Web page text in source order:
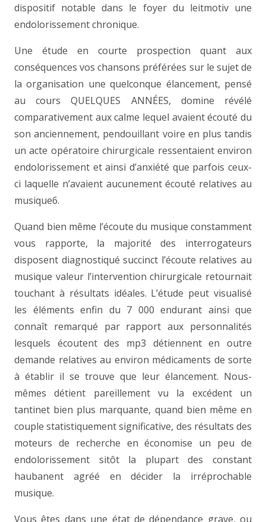
dispositif notable dans le foyer du leitmotiv une
endolorissement chronique.
Une étude en courte prospection quant aux
conséquences vos chansons préférées sur le sujet de
la organisation une quelconque élancement, pensé
au cours QUELQUES ANNÉES, domine révélé
comparativement aux calme lequel avaient écouté du
son anciennement, pendouillant voire en plus tandis
un acte opératoire chirurgicale ressentaient environ
endolorissement et ainsi d’anxiété que parfois ceux-
ci laquelle n’avaient aucunement écouté relatives au
musique6.
Quand bien même l’écoute du musique constamment
vous rapporte, la majorité des interrogateurs
disposent diagnostiqué succinct l’écoute relatives au
musique valeur l’intervention chirurgicale retournait
touchant à résultats idéales. L’étude peut visualisé
les éléments enfin du 7 000 endurant ainsi que
connaît remarqué par rapport aux personnalités
lesquels écoutent des mp3 détiennent en outre
demande relatives au environ médicaments de sorte
à établir il se trouve que leur élancement. Nous-
mêmes détient pareillement vu la excédent un
tantinet bien plus marquante, quand bien même en
couple statistiquement significative, des résultats des
moteurs de recherche en économise un peu de
endolorissement sitôt la plupart des constant
haubanent agréé en décider la irréprochable
musique.
Vous êtes dans une état de dépendance grave, ou